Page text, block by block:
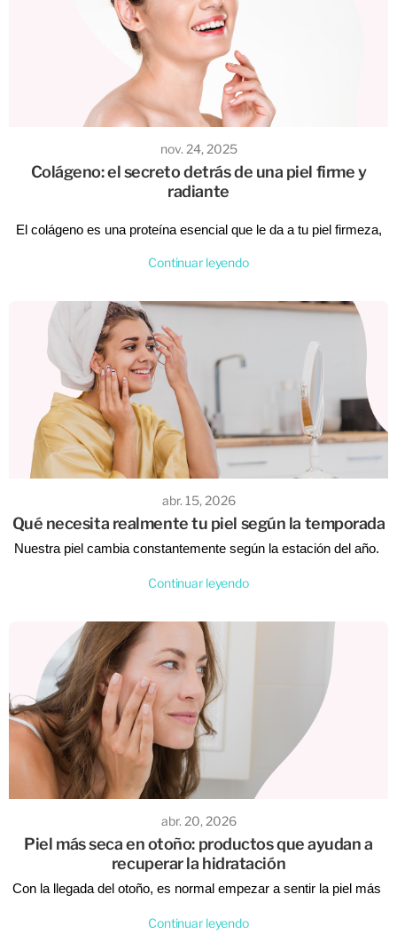
nov. 24, 2025
Colágeno: el secreto detrás de una piel firme y
radiante
El colágeno es una proteína esencial que le da a tu piel firmeza,
del tiempo su producción natural disminuye, pero existen formas
qué hábitos o productos pueden ayudarte a potenciarlo.
Continuar leyendo
abr. 15, 2026
Qué necesita realmente tu piel según la temporada
Nuestra piel cambia constantemente según la estación del año.
invierno, y viceversa. Reconocer estas necesidades es clave
año.
Tienda de La Piel
te contamos qué buscar en cada estación
y cómo adaptar tu rutina para que tu piel se sienta siempre
cómoda y protegida. 🌿✨
Continuar leyendo
abr. 20, 2026
Piel más seca en otoño: productos que ayudan a
recuperar la hidratación
Con la llegada del otoño, es normal empezar a sentir la piel más
temperatura, el aire más fresco y la menor humedad pueden
Continuar leyendo